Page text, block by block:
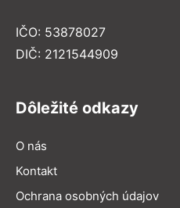
IČO: 53878027
DIČ: 2121544909
Dôležité odkazy
O nás
Kontakt
Ochrana osobných údajov